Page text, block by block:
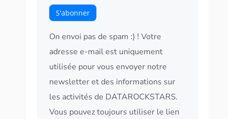
On envoi pas de spam :) ! Votre
adresse e-mail est uniquement
utilisée pour vous envoyer notre
newsletter et des informations sur
les activités de DATAROCKSTARS.
Vous pouvez toujours utiliser le lien